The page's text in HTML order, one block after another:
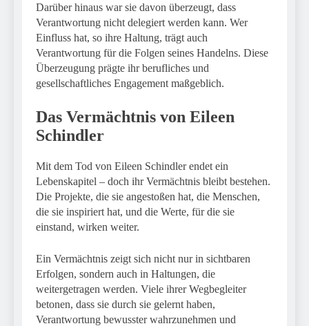
Darüber hinaus war sie davon überzeugt, dass
Verantwortung nicht delegiert werden kann. Wer
Einfluss hat, so ihre Haltung, trägt auch
Verantwortung für die Folgen seines Handelns. Diese
Überzeugung prägte ihr berufliches und
gesellschaftliches Engagement maßgeblich.
Das Vermächtnis von Eileen
Schindler
Mit dem Tod von Eileen Schindler endet ein
Lebenskapitel – doch ihr Vermächtnis bleibt bestehen.
Die Projekte, die sie angestoßen hat, die Menschen,
die sie inspiriert hat, und die Werte, für die sie
einstand, wirken weiter.
Ein Vermächtnis zeigt sich nicht nur in sichtbaren
Erfolgen, sondern auch in Haltungen, die
weitergetragen werden. Viele ihrer Wegbegleiter
betonen, dass sie durch sie gelernt haben,
Verantwortung bewusster wahrzunehmen und